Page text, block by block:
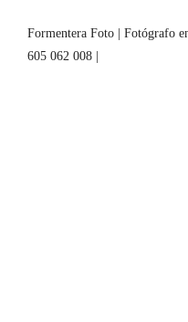
Formentera Foto | Fotógrafo
605 062 008 |